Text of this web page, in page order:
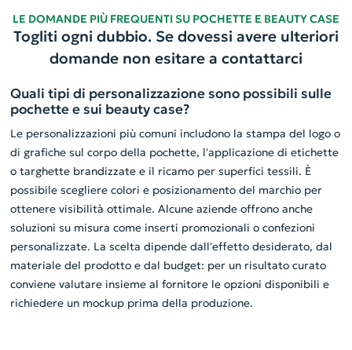
LE DOMANDE PIÙ FREQUENTI SU POCHETTE E BEAUTY CASE
Togliti ogni dubbio. Se dovessi avere ulteriori
domande non esitare a contattarci
Quali tipi di personalizzazione sono possibili sulle
pochette e sui beauty case?
Le personalizzazioni più comuni includono la stampa del logo o
di grafiche sul corpo della pochette, l'applicazione di etichette
o targhette brandizzate e il ricamo per superfici tessili. È
possibile scegliere colori e posizionamento del marchio per
ottenere visibilità ottimale. Alcune aziende offrono anche
soluzioni su misura come inserti promozionali o confezioni
personalizzate. La scelta dipende dall'effetto desiderato, dal
materiale del prodotto e dal budget: per un risultato curato
conviene valutare insieme al fornitore le opzioni disponibili e
richiedere un mockup prima della produzione.